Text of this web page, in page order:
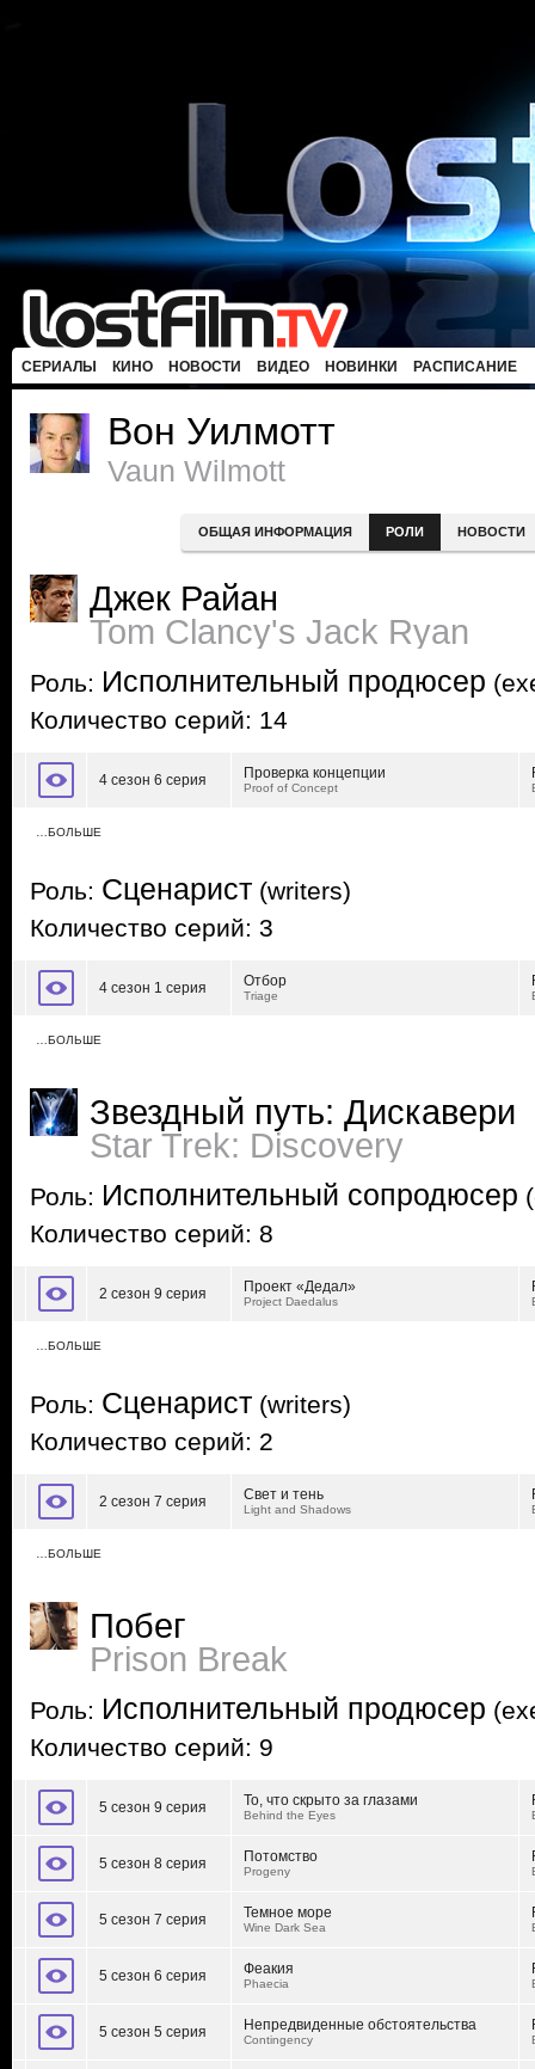
СЕРИАЛЫ КИНО НОВОСТИ ВИДЕО НОВИНКИ РАСПИСАНИЕ
Вон Уилмотт
Vaun Wilmott
ОБЩАЯ ИНФОРМАЦИЯ РОЛИ НОВОСТИ
Джек Райан
Tom Clancy's Jack Ryan
Роль: Исполнительный продюсер
Количество серий: 14
4 сезон 6 серия Проверка концепции
Proof of Concept
…БОЛЬШЕ
Роль: Сценарист (writers)
Количество серий: 3
4 сезон 1 серия Отбор
Triage
…БОЛЬШЕ
Звездный путь: Дискавери
Star Trek: Discovery
Роль: Исполнительный сопродюсер
Количество серий: 8
2 сезон 9 серия Проект «Дедал»
Project Daedalus
…БОЛЬШЕ
Роль: Сценарист (writers)
Количество серий: 2
2 сезон 7 серия Свет и тень
Light and Shadows
…БОЛЬШЕ
Побег
Prison Break
Роль: Исполнительный продюсер
Количество серий: 9
5 сезон 9 серия То, что скрыто за глазами
Behind the Eyes
5 сезон 8 серия Потомство
Progeny
5 сезон 7 серия Темное море
Wine Dark Sea
5 сезон 6 серия Феакия
Phaecia
5 сезон 5 серия Непредвиденные обстоятельства
Contingency